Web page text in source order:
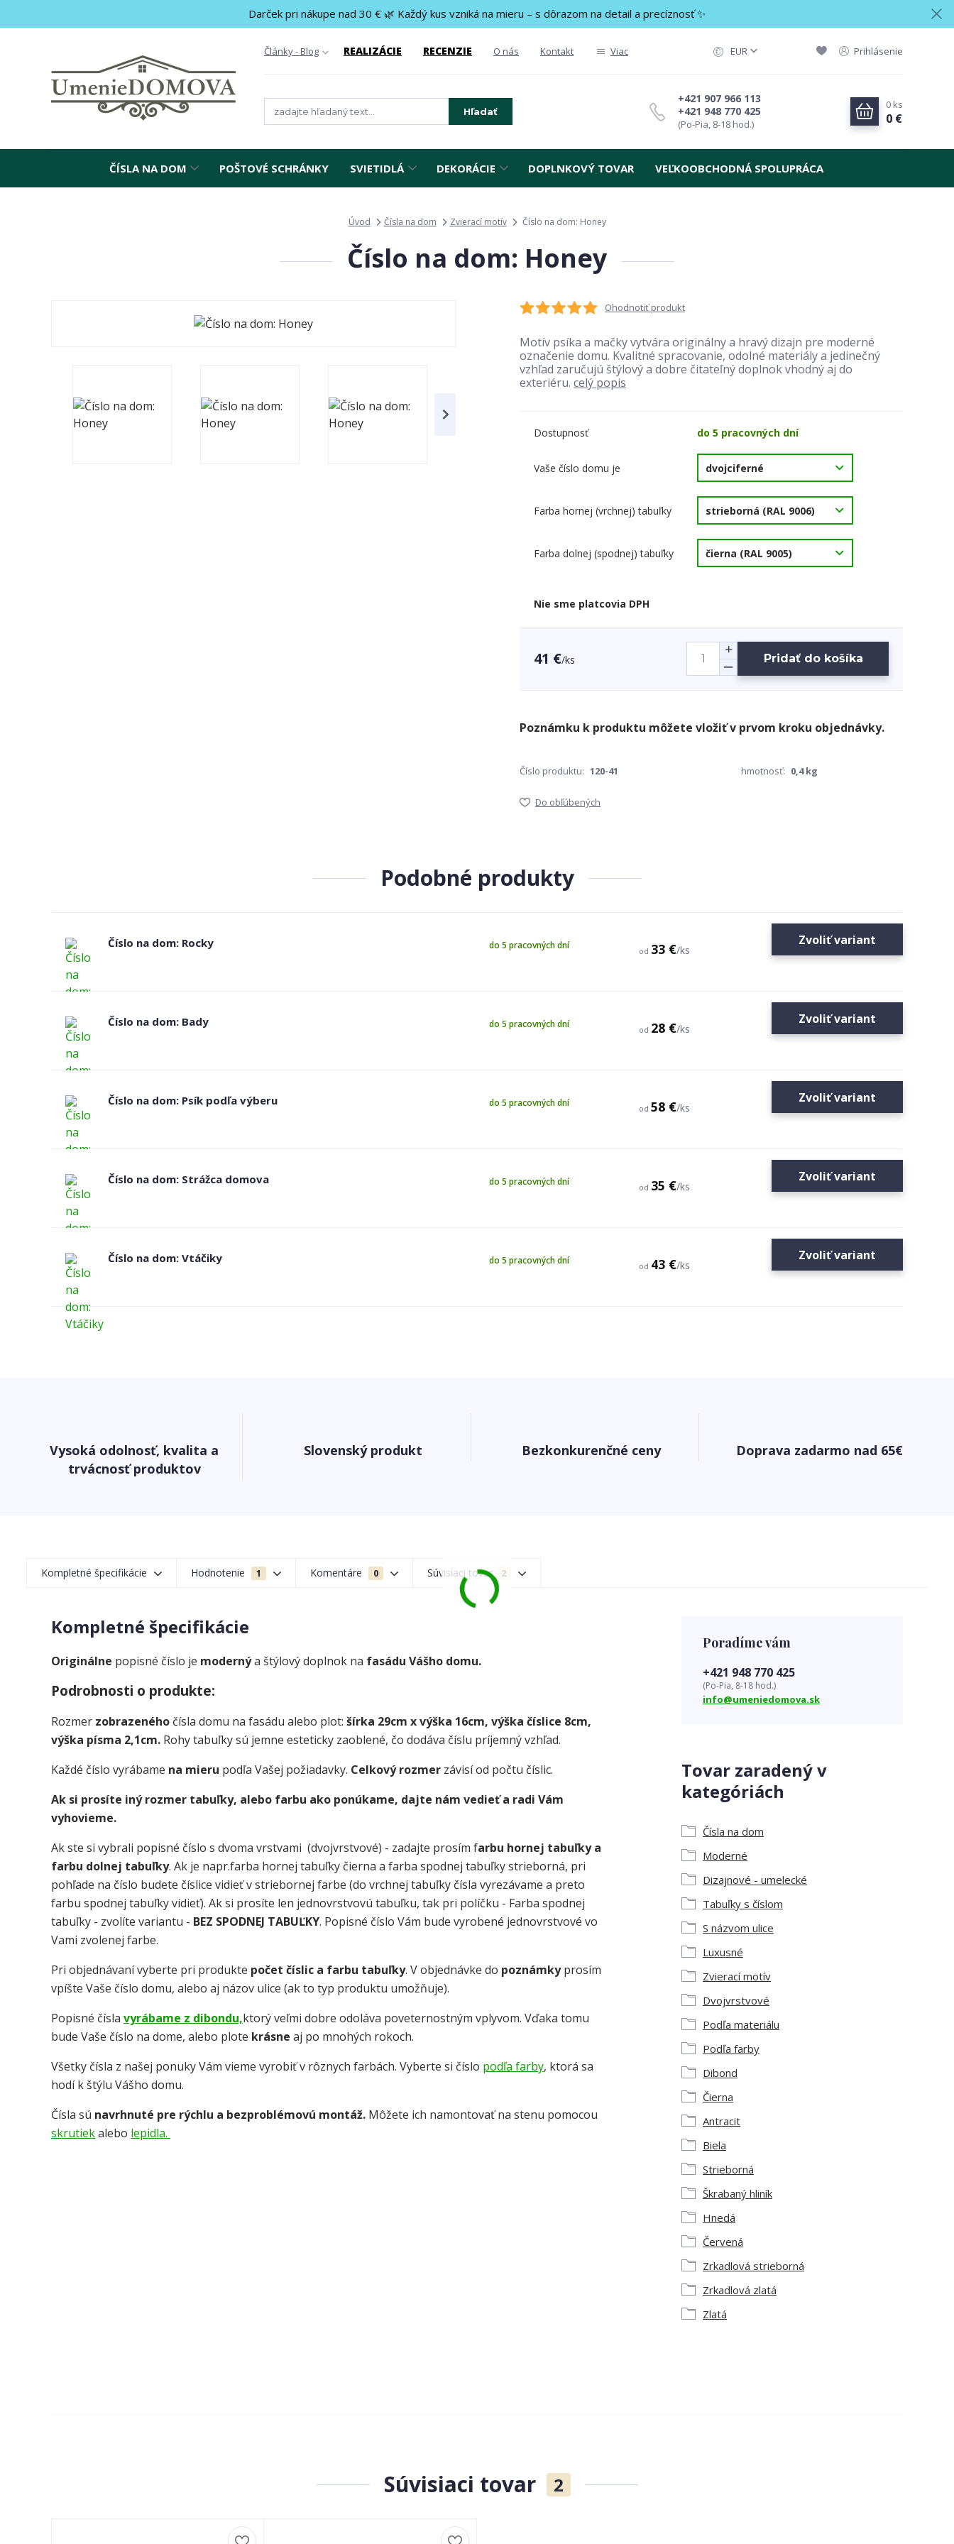
Darček pri nákupe nad 30 € 🌿 Každý kus vzniká na mieru – s dôrazom na detail a precíznosť ✨
Články - Blog REALIZÁCIE RECENZIE O nás Kontakt Viac EUR Prihlásenie
Hľadať +421 948 770 425
+421 907 966 113
(Po-Pia, 8-18 hod.)
0 ks
0 €
ČÍSLA NA DOM POŠTOVÉ SCHRÁNKY SVIETIDLÁ DEKORÁCIE DOPLNKOVÝ TOVAR VEĽKOOBCHODNÁ SPOLUPRÁCA
Úvod Čísla na dom Zvierací motív Číslo na dom: Honey
Číslo na dom: Honey
Ohodnotiť produkt
Motív psíka a mačky vytvára originálny a hravý dizajn pre moderné
označenie domu. Kvalitné spracovanie, odolné materiály a jedinečný
vzhľad zaručujú štýlový a dobre čitateľný doplnok vhodný aj do
exteriéru. celý popis
Dostupnosť do 5 pracovných dní
Vaše číslo domu je
Farba hornej (vrchnej) tabuľky
Farba dolnej (spodnej) tabuľky
Nie sme platcovia DPH
41 €/ks Pridať do košíka
Číslo produktu: 120-41 hmotnosť: 0,4 kg
Do obľúbených
Podobné produkty
Číslo na dom: Rocky
od 33 €/ks
do 5 pracovných dní Zvoliť variant
Číslo na dom: Bady
od 28 €/ks
do 5 pracovných dní Zvoliť variant
Číslo na dom: Psík podľa výberu
od 58 €/ks
do 5 pracovných dní Zvoliť variant
Číslo na dom: Strážca domova
od 35 €/ks
do 5 pracovných dní Zvoliť variant
Číslo na dom: Vtáčiky
od 43 €/ks
do 5 pracovných dní Zvoliť variant
Vysoká odolnosť, kvalita a
trvácnosť produktov
Slovenský produkt Bezkonkurenčné ceny Doprava zadarmo nad 65€
Kompletné špecifikácie Hodnotenie 1 Komentáre 0 Súvisiaci tovar 2
Kompletné špecifikácie
Originálne popisné číslo je modernýa štýlový doplnok na fasádu Vášho domu.
Podrobnosti o produkte:
Rozmer zobrazeného čísla domu na fasádu alebo plot: šírka 29cm x výška 16cm, výška číslice 8cm,
výška písma 2,1cm. Rohy tabuľky sú jemne esteticky zaoblené, čo dodáva číslu príjemný vzhľad.
Každé číslo vyrábame na mieru podľa Vašej požiadavky. Celkový rozmer závisí od počtu číslic.
Ak si prosíte iný rozmer tabuľky, alebo farbu ako ponúkame, dajte nám vedieť a radi Vám
vyhovieme.
Ak ste si vybrali popisné číslo s dvoma vrstvami (dvojvrstvové) - zadajte prosím farbu hornej tabuľky a
farbu dolnej tabuľky. Ak je napr.farba hornej tabuľky čierna a farba spodnej tabuľky strieborná, pri
pohľade na číslo budete číslice vidieť v striebornej farbe (do vrchnej tabuľky čísla vyrezávame a preto
farbu spodnej tabuľky vidieť). Ak si prosíte len jednovrstvovú tabuľku, tak pri políčku - Farba spodnej
tabuľky - zvolíte variantu - BEZ SPODNEJ TABUĽKY. Popisné číslo Vám bude vyrobené jednovrstvové vo
Vami zvolenej farbe.
Pri objednávaní vyberte pri produkte počet číslic a farbu tabuľky. V objednávke do poznámkyprosím
vpíšte Vaše číslo domu, alebo aj názov ulice (ak to typ produktu umožňuje).
Popisné čísla vyrábame z dibondu,ktorý veľmi dobre odoláva poveternostným vplyvom. Vďaka tomu
bude Vaše číslo na dome, alebo plote krásne aj po mnohých rokoch.
Všetky čísla z našej ponuky Vám vieme vyrobiť v rôznych farbách. Vyberte si číslo podľa farby, ktorá sa
hodí k štýlu Vášho domu.
Čísla sú navrhnuté pre rýchlu a bezproblémovú montáž. Môžete ich namontovať na stenu pomocou
skrutiekalebo lepidla.
Tovar zaradený v
kategóriách
Čísla na dom
Moderné
Dizajnové - umelecké
Tabuľky s číslom
S názvom ulice
Luxusné
Zvierací motív
Dvojvrstvové
Podľa materiálu
Podľa farby
Dibond
Čierna
Antracit
Biela
Strieborná
Škrabaný hliník
Hnedá
Červená
Zrkadlová strieborná
Zrkadlová zlatá
Zlatá
Poradíme vám
+421 948 770 425
(Po-Pia, 8-18 hod.)
info@umeniedomova.sk
Súvisiaci tovar 2